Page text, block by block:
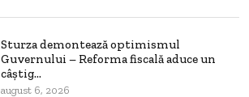
Sturza demontează optimismul
Guvernului – Reforma fiscală aduce un
câștig...
august 6, 2026